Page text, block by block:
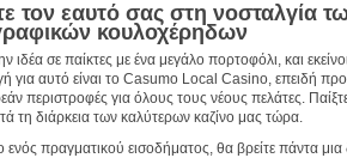
τον εαυτό σας στη νοσταλγία
κουλοχέρηδων
ιδέα σε παίκτες με ένα μεγάλο πορτοφόλι, και
για αυτό είναι το Casumo Local Casino, επειδή
περιστροφές για όλους τους νέους πελάτες.
τη διάρκεια των καλύτερων καζίνο μας τώρα.
ενός πραγματικού εισοδήματος, θα βρείτε πάντα μια